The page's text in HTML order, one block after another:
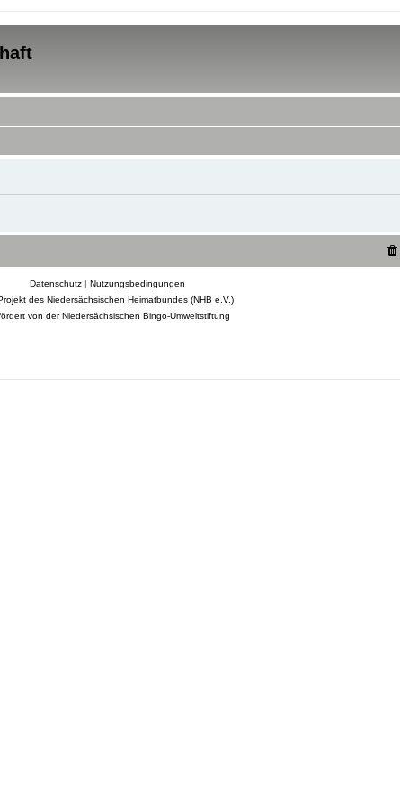
Datenschutz | Nutzungsbedingungen
des Niedersächsischen Heimatbundes (NHB e.V.)
von der Niedersächsischen Bingo-Umweltstiftung